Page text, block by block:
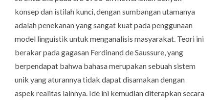
konsep dan istilah kunci, dengan sumbangan utamanya
adalah penekanan yang sangat kuat pada penggunaan
model linguistik untuk menganalisis masyarakat. Teori ini
berakar pada gagasan Ferdinand de Saussure, yang
berpendapat bahwa bahasa merupakan sebuah sistem
unik yang aturannya tidak dapat disamakan dengan
aspek realitas lainnya. Ide ini kemudian diterapkan secara